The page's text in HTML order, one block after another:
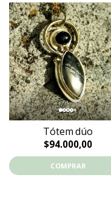
Tótem dúo
$94.000,00
COMPRAR